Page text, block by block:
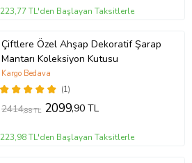
223,77 TL'den Başlayan Taksitlerle
Çiftlere Özel Ahşap Dekoratif Şarap
Mantarı Koleksiyon Kutusu
(1)
Kargo Bedava
2414,88 TL 2099,90 TL
223,98 TL'den Başlayan Taksitlerle